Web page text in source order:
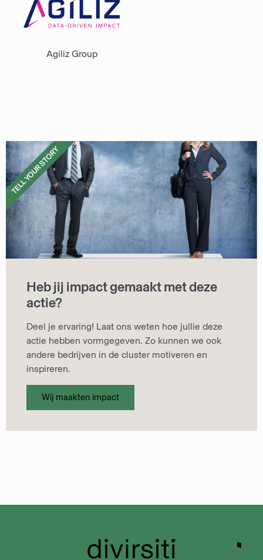
Agiliz Group
Heb jij impact gemaakt met deze
actie?
Deel je ervaring! Laat ons weten hoe jullie deze
actie hebben vormgegeven. Zo kunnen we ook
andere bedrijven in de cluster motiveren en
inspireren.
Wij maakten impact
TELL YOUR STORY